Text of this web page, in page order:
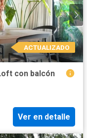
ACTUALIZADO
con balcón
Ver en detalle